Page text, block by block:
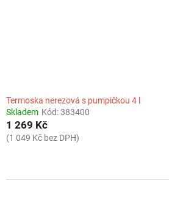
Termoska nerezová s pumpičkou 4 l
Skladem Kód:383400
1 269 Kč
(1 049 Kč bez DPH)